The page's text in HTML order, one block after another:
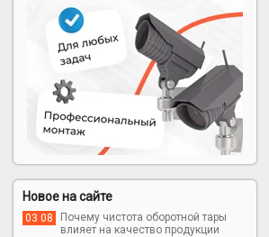
Новое на сайте
03 08
Почему чистота оборотной тары
влияет на качество продукции